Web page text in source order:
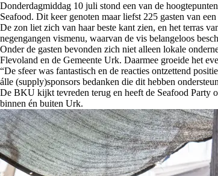
Donderdagmiddag 10 juli stond een van de
Seafood. Dit keer genoten maar liefst 225 gasten van
De zon liet zich van haar beste kant zien, en het terras
negengangen vismenu, waarvan de vis belangeloos
Onder de gasten bevonden zich niet alleen lokale
Flevoland en de Gemeente Urk. Daarmee groeide het
“De sfeer was fantastisch en de reacties ontzettend
álle (supply)sponsors bedanken die dit hebben
De BKU kijkt tevreden terug en heeft de Seafood Party
binnen én buiten Urk.